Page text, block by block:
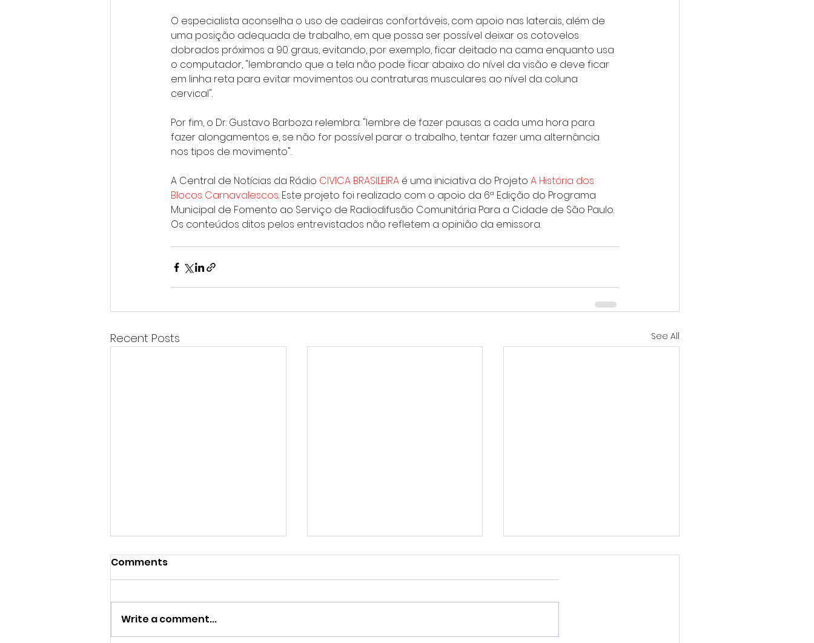
O especialista aconselha o uso de cadeiras confortáveis, com apoio nas laterais, além de
uma posição adequada de trabalho, em que possa ser possível deixar os cotovelos
dobrados próximos a 90 graus, evitando, por exemplo, ficar deitado na cama enquanto usa
o computador, "lembrando que a tela não pode ficar abaixo do nível da visão e deve ficar
em linha reta para evitar movimentos ou contraturas musculares ao nível da coluna
cervical".
Por fim, o Dr. Gustavo Barboza relembra: "lembre de fazer pausas a cada uma hora para
fazer alongamentos e, se não for possível parar o trabalho, tentar fazer uma alternância
nos tipos de movimento".
A Central de Notícias da Rádio CIVICA BRASILEIRA é uma iniciativa do Projeto A História dos
Blocos Carnavalescos. Este projeto foi realizado com o apoio da 6ª Edição do Programa
Municipal de Fomento ao Serviço de Radiodifusão Comunitária Para a Cidade de São Paulo.
Os conteúdos ditos pelos entrevistados não refletem a opinião da emissora.
Recent Posts See All
Comments
Write a comment...